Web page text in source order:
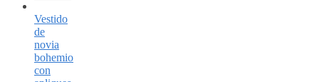
Vestido
de
novia
bohemio
con